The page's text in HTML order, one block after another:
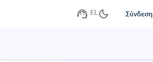
EL Σύνδεση